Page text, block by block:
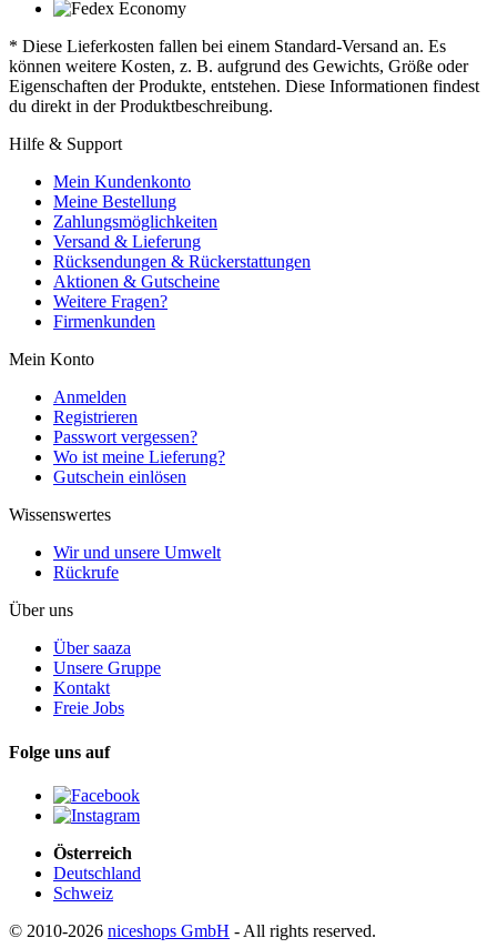
* Diese Lieferkosten fallen bei einem Standard-Versand an. Es
können weitere Kosten, z. B. aufgrund des Gewichts, Größe oder
Eigenschaften der Produkte, entstehen. Diese Informationen findest
du direkt in der Produktbeschreibung.
Hilfe & Support
Mein Kundenkonto
Meine Bestellung
Zahlungsmöglichkeiten
Versand & Lieferung
Rücksendungen & Rückerstattungen
Aktionen & Gutscheine
Weitere Fragen?
Firmenkunden
Mein Konto
Anmelden
Registrieren
Passwort vergessen?
Wo ist meine Lieferung?
Gutschein einlösen
Wissenswertes
Wir und unsere Umwelt
Rückrufe
Über uns
Über saaza
Unsere Gruppe
Kontakt
Freie Jobs
Folge uns auf
Österreich
Deutschland
Schweiz
© 2010-2026 niceshops GmbH - All rights reserved.